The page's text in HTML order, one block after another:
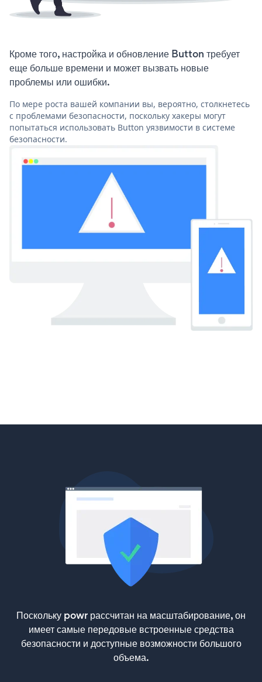
Кроме того, настройка и обновление Button требует
еще больше времени и может вызвать новые
проблемы или ошибки.
По мере роста вашей компании вы, вероятно, столкнетесь
с проблемами безопасности, поскольку хакеры могут
попытаться использовать Button уязвимости в системе
безопасности.
Поскольку powr рассчитан на масштабирование, он
имеет самые передовые встроенные средства
безопасности и доступные возможности большого
объема.